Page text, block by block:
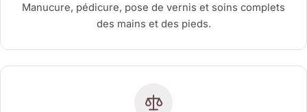
Manucure, pédicure, pose de vernis et soins complets
des mains et des pieds.